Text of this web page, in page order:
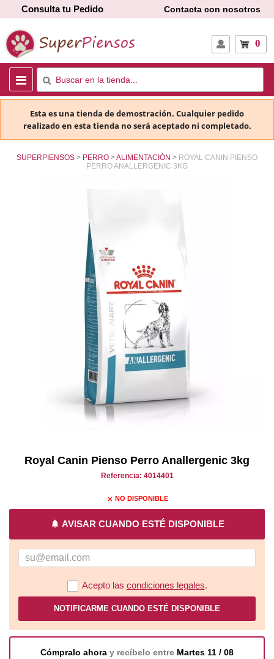
Consulta tu Pedido Contacta con nosotros
0
Esta es una tienda de demostración. Cualquier pedido
realizado en esta tienda no será aceptado ni completado.
SUPERPIENSOS PERRO ALIMENTACIÓN
ROYAL CANIN PIENSO
PERRO ANALLERGENIC 3KG
Royal Canin Pienso Perro Anallergenic 3kg
Referencia: 4014401
close NO DISPONIBLE
notifications AVISAR CUANDO ESTÉ DISPONIBLE
Acepto las condiciones legales.
NOTIFICARME CUANDO ESTÉ DISPONIBLE
Cómpralo ahora y recíbelo entre Martes 11 / 08